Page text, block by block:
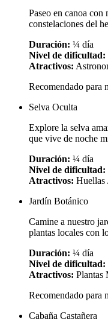
Paseo en canoa
constelaciones del
Duración: ¼ día
Nivel de dificultad:
Atractivos:
Recomendado para
Selva Oculta
Explore la selva
que vive de noche
Duración: ¼ día
Nivel de dificultad:
Atractivos: Huellas
Jardín Botánico
Camine a nuestro
plantas locales con
Duración: ¼ día
Nivel de dificultad:
Atractivos: Plantas
Recomendado para
Cabaña Castañera